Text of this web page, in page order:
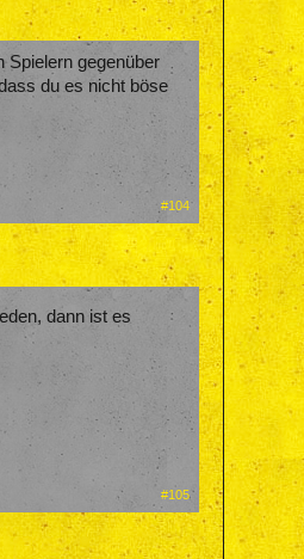
Spielern gegenüber
du es nicht böse
#104
dann ist es
#105